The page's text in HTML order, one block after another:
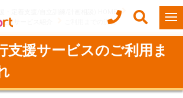
・定着支援/自立訓練/計画相談) HOME
援サービス紹介 ご利用までの流れ
支援サービスのご利用ま